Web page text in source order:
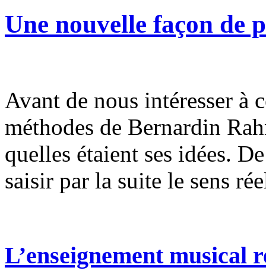
Une nouvelle façon de
Avant de nous intéresser à
méthodes de Bernardin
quelles étaient ses idées.
saisir par la suite le sens
L’enseignement musical